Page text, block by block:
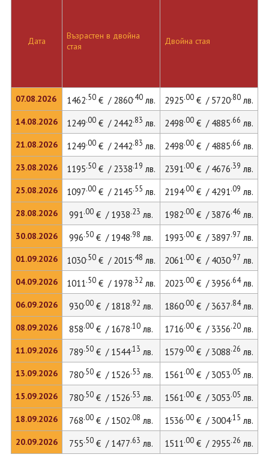
Дата
07.08.2026
14.08.2026
21.08.2026
23.08.2026
25.08.2026
28.08.2026
30.08.2026
01.09.2026
04.09.2026
06.09.2026
08.09.2026
11.09.2026
13.09.2026
15.09.2026
18.09.2026
20.09.2026
Възрастен в двойна
стая
Двойна стая
1462.50€ / 2860.40лв. 2925.00€ / 5720.80лв.
1249.00€ / 2442.83 лв. 2498.00€ / 4885.66 лв.
1249.00€ / 2442.83 лв. 2498.00€ / 4885.66 лв.
1195.50€ / 2338.19 лв. 2391.00€ / 4676.39 лв.
1097.00€ / 2145.55 лв. 2194.00€ / 4291.09 лв.
991.00€ / 1938.23 лв. 1982.00€ / 3876.46 лв.
996.50€ / 1948.98 лв. 1993.00€ / 3897.97 лв.
1030.50€ / 2015.48 лв. 2061.00€ / 4030.97 лв.
1011.50€ / 1978.32 лв. 2023.00€ / 3956.64лв.
930.00€ / 1818.92 лв. 1860.00€ / 3637.84лв.
858.00€ / 1678.10лв. 1716.00€ / 3356.20лв.
789.50€ / 1544.13 лв. 1579.00€ / 3088.26 лв.
780.50€ / 1526.53 лв. 1561.00€ / 3053.05 лв.
780.50€ / 1526.53 лв. 1561.00€ / 3053.05 лв.
768.00€ / 1502.08 лв. 1536.00€ / 3004.15 лв.
755.50€ / 1477.63 лв. 1511.00€ / 2955.26 лв.